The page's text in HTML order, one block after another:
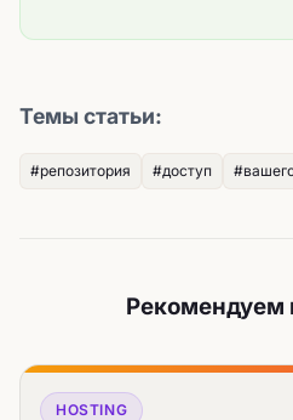
Темы статьи:
#репозитория #доступ
Рекомендуем
HOSTING